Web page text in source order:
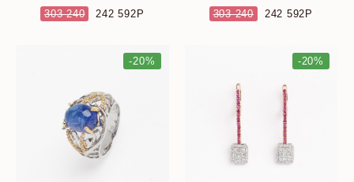
303 240 242 592 303 240 242 592
-20% -20%